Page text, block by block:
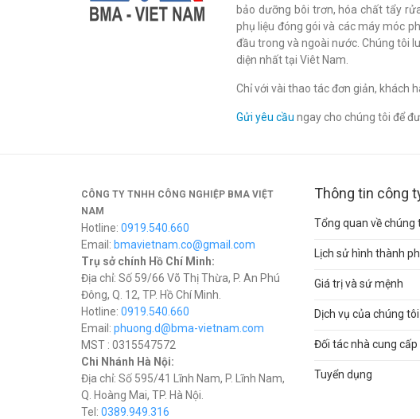
bảo dưỡng bôi trơn, hóa chất tẩy
phụ liệu đóng gói và các máy móc
đầu trong và ngoài nước. Chúng tôi
diện nhất tại Viêt Nam.
Chỉ với vài thao tác đơn giản, khách
Gửi yêu cầu ngay cho chúng tôi để
CÔNG TY TNHH CÔNG NGHIỆP BMA VIỆT
NAM
Hotline: 0919.540.660
Email: bmavietnam.co@gmail.com
Trụ sở chính Hồ Chí Minh:
Địa chỉ: Số 59/66 Võ Thị Thừa, P. An Phú
Đông, Q. 12, TP. Hồ Chí Minh.
Hotline: 0919.540.660
Email: phuong.d@bma-vietnam.com
MST : 0315547572
Chi Nhánh Hà Nội:
Địa chỉ: Số 595/41 Lĩnh Nam, P. Lĩnh Nam,
Q. Hoàng Mai, TP. Hà Nội.
Tel: 0389.949.316
Thông tin công
Tổng quan về chúng
Lịch sử hình thành
Giá trị và sứ mệnh
Dịch vụ của chúng tôi
Đối tác nhà cung cấp
Tuyển dụng